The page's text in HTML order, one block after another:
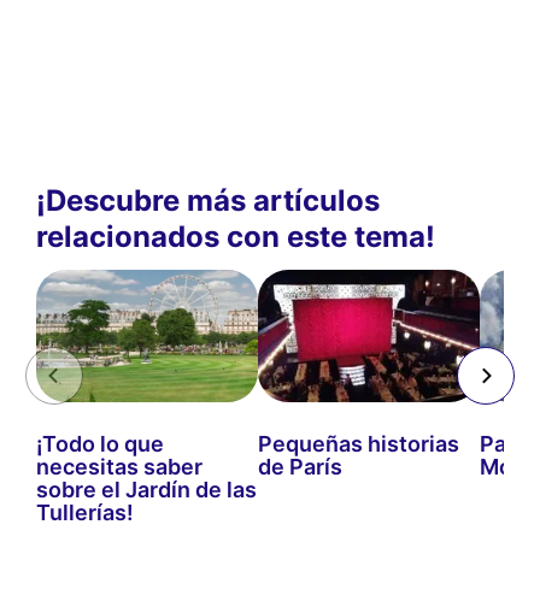
¡Descubre más artículos
relacionados con este tema!
¡Todo lo que
necesitas saber
sobre el Jardín de las
Tullerías!
Pequeñas historias
de París